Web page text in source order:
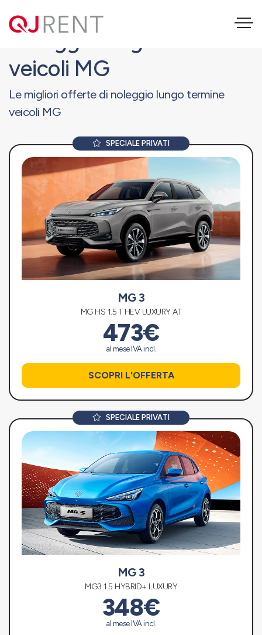
Noleggio lungo termine
veicoli MG
Le migliori offerte di noleggio lungo termine
veicoli MG
SPECIALE PRIVATI
MG 3
MG HS 1.5 T HEV LUXURY AT
473€
al mese IVA incl.
SCOPRI L'OFFERTA
SPECIALE PRIVATI
MG 3
MG3 1.5 HYBRID+ LUXURY
348€
al mese IVA incl.